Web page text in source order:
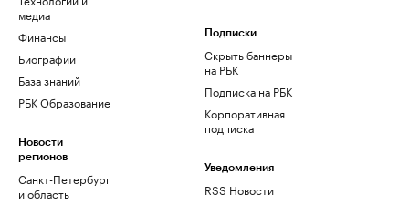
медиа
Финансы
Биографии
База знаний
РБК Образование
Новости
регионов
Санкт-Петербург
и область
Подписки
Скрыть баннеры
на РБК
Подписка на РБК
Корпоративная
подписка
Уведомления
RSS Новости